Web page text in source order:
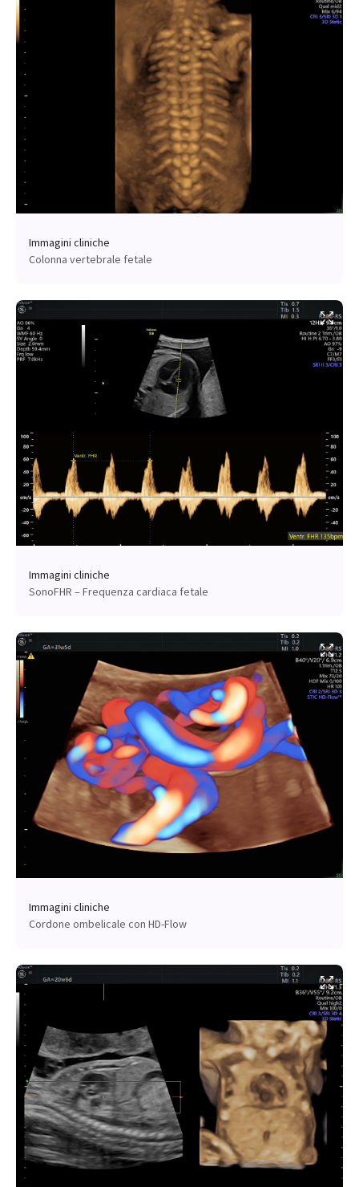
Immagini cliniche
Colonna vertebrale fetale
Immagini cliniche
SonoFHR – Frequenza cardiaca fetale
Immagini cliniche
Cordone ombelicale con HD-Flow